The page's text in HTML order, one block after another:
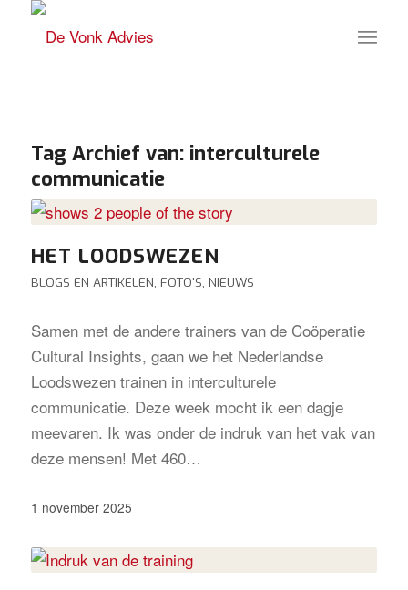
Tag Archief van: interculturele
communicatie
HET LOODSWEZEN
BLOGS EN ARTIKELEN, FOTO'S, NIEUWS
Samen met de andere trainers van de Coöperatie
Cultural Insights, gaan we het Nederlandse
Loodswezen trainen in interculturele
communicatie. Deze week mocht ik een dagje
meevaren. Ik was onder de indruk van het vak van
deze mensen! Met 460…
1 november 2025